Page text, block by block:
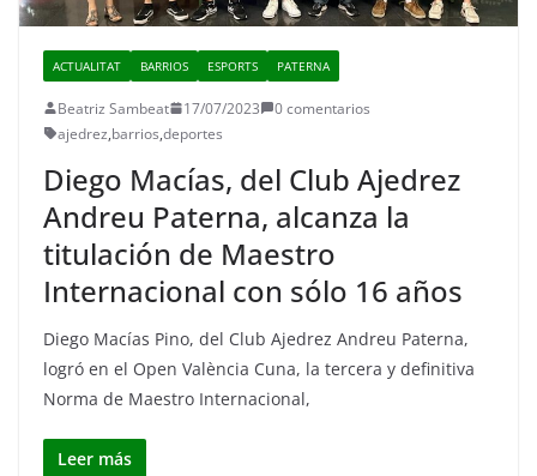
ACTUALITAT BARRIOS ESPORTS PATERNA
Beatriz Sambeat 17/07/2023
0 comentarios
ajedrez,barrios,deportes
Diego Macías, del Club Ajedrez
Andreu Paterna, alcanza la
titulación de Maestro
Internacional con sólo 16 años
Diego Macías Pino, del Club Ajedrez Andreu Paterna,
logró en el Open València Cuna, la tercera y definitiva
Norma de Maestro Internacional,
Leer más